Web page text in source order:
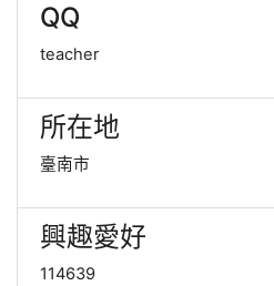
QQ
teacher
所在地
臺南市
興趣愛好
114639